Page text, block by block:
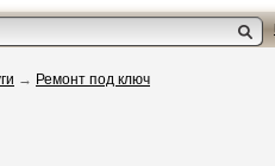
→ Ремонт под ключ